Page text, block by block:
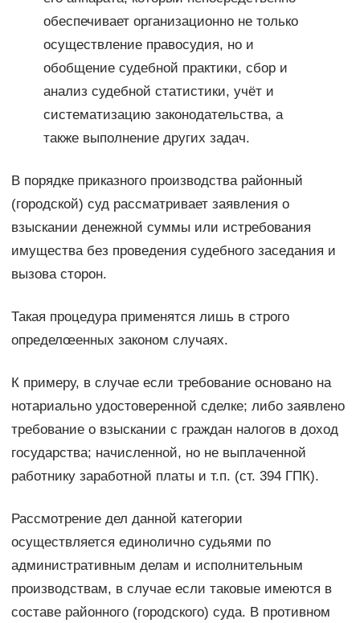
обеспечивает организационно не только
осуществление правосудия, но и
обобщение судебной практики, сбор и
анализ судебной статистики, учёт и
систематизацию законодательства, а
также выполнение других задач.
В порядке приказного производства районный
(городской) суд рассматривает заявления о
взыскании денежной суммы или истребования
имущества без проведения судебного заседания и
вызова сторон.
Такая процедура применятся лишь в строго
определœенных законом случаях.
К примеру, в случае если требование основано на
нотариально удостоверенной сделке; либо заявлено
требование о взыскании с граждан налогов в доход
государства; начисленной, но не выплаченной
работнику заработной платы и т.п. (ст. 394 ГПК).
Рассмотрение дел данной категории
осуществляется единолично судьями по
административным делам и исполнительным
производствам, в случае если таковые имеются в
составе районного (городского) суда. В противном